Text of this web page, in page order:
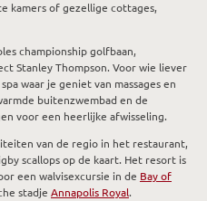
kamers of gezellige cottages,
championship golfbaan,
Stanley Thompson. Voor wie liever
waar je geniet van massages en
buitenzwembad en de
voor een heerlijke afwisseling.
van de regio in het restaurant,
scallops op de kaart. Het resort is
een walvisexcursie in de Bay of
stadje Annapolis Royal.